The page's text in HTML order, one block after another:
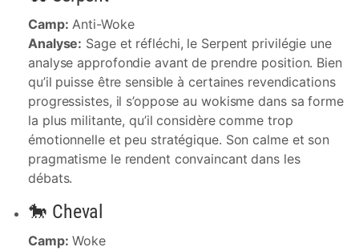
Camp: Anti-Woke
Analyse: Sage et réfléchi, le Serpent privilégie une
analyse approfondie avant de prendre position. Bien
qu’il puisse être sensible à certaines revendications
progressistes, il s’oppose au wokisme dans sa forme
la plus militante, qu’il considère comme trop
émotionnelle et peu stratégique. Son calme et son
pragmatisme le rendent convaincant dans les
débats.
🐎 Cheval
Camp: Woke